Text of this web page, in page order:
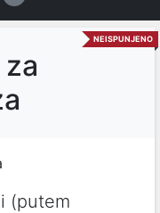
NEISPUNJENO
(putem